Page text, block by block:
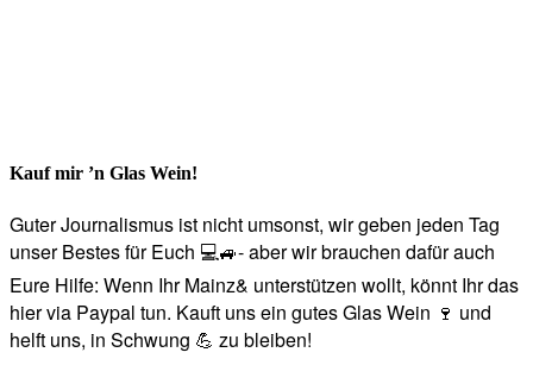
Kauf mir ’n Glas Wein!
Guter Journalismus ist nicht umsonst, wir geben jeden Tag
unser Bestes für Euch 💻🚙- aber wir brauchen dafür auch
Eure Hilfe: Wenn Ihr Mainz& unterstützen wollt, könnt Ihr das
hier via Paypal tun. Kauft uns ein gutes Glas Wein 🍷 und
helft uns, in Schwung 💪 zu bleiben!